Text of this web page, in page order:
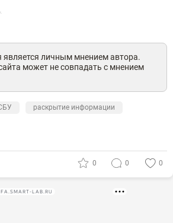
личным мнением автора.
может не совпадать с мнением
раскрытие информации
0 0 0
LAB.RU